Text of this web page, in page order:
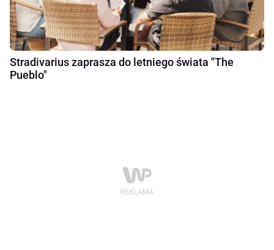
Stradivarius zaprasza do letniego świata "The
Pueblo"